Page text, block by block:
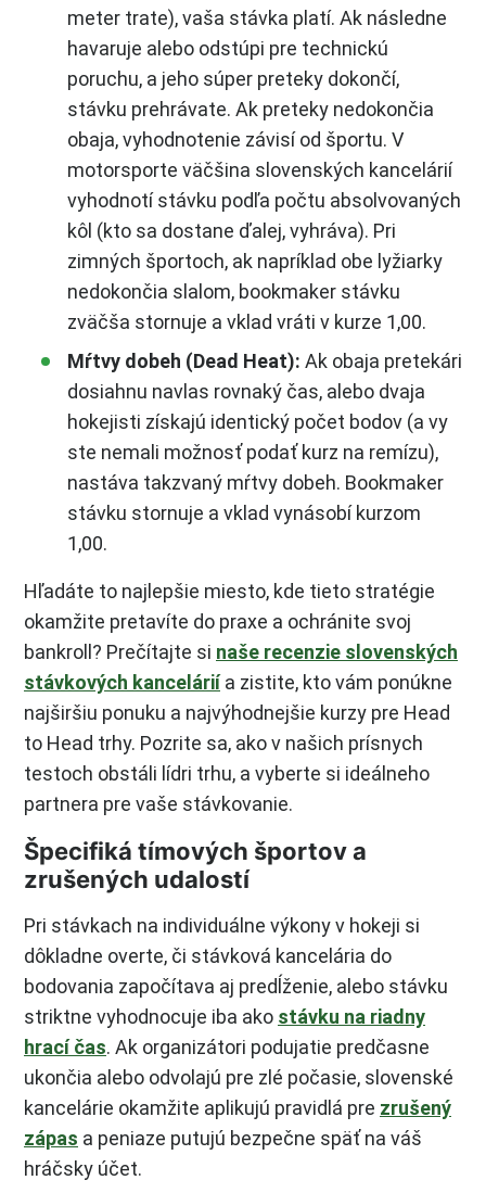
meter trate), vaša stávka platí. Ak následne
havaruje alebo odstúpi pre technickú
poruchu, a jeho súper preteky dokončí,
stávku prehrávate. Ak preteky nedokončia
obaja, vyhodnotenie závisí od športu. V
motorsporte väčšina slovenských kancelárií
vyhodnotí stávku podľa počtu absolvovaných
kôl (kto sa dostane ďalej, vyhráva). Pri
zimných športoch, ak napríklad obe lyžiarky
nedokončia slalom, bookmaker stávku
zväčša stornuje a vklad vráti v kurze 1,00.
Mŕtvy dobeh (Dead Heat): Ak obaja pretekári
dosiahnu navlas rovnaký čas, alebo dvaja
hokejisti získajú identický počet bodov (a vy
ste nemali možnosť podať kurz na remízu),
nastáva takzvaný mŕtvy dobeh. Bookmaker
stávku stornuje a vklad vynásobí kurzom
1,00.
Hľadáte to najlepšie miesto, kde tieto stratégie
okamžite pretavíte do praxe a ochránite svoj
bankroll? Prečítajte si naše recenzie slovenských
stávkových kanceláriía zistite, kto vám ponúkne
najširšiu ponuku a najvýhodnejšie kurzy pre Head
to Head trhy. Pozrite sa, ako v našich prísnych
testoch obstáli lídri trhu, a vyberte si ideálneho
partnera pre vaše stávkovanie.
Špecifiká tímových športov a
zrušených udalostí
Pri stávkach na individuálne výkony v hokeji si
dôkladne overte, či stávková kancelária do
bodovania započítava aj predĺženie, alebo stávku
striktne vyhodnocuje iba ako stávku na riadny
hrací čas. Ak organizátori podujatie predčasne
ukončia alebo odvolajú pre zlé počasie, slovenské
kancelárie okamžite aplikujú pravidlá pre zrušený
zápas a peniaze putujú bezpečne späť na váš
hráčsky účet.